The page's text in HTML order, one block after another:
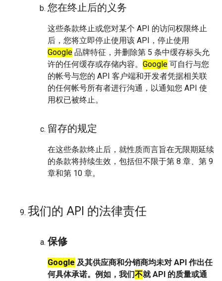
您在终止后的义务
这些条款终止或您对某个 API 的访问权限终止
后，您将立即停止使用该 API，停止使用
Google 品牌特征，并删除第 5 条中缓存标头允
许的任何缓存或存储内容。 Google 可自行与您
的帐号与您的 API 客户端和开发者凭据相关联
的任何帐号所有者进行沟通，以通知您 API 使
用权已被终止。
留存的规定
在这些条款终止后，就性质而言旨在无限期延续
的条款将持续生效，包括但不限于第 8 章、第 9
章和第 10 章。
我们的 API 的法律责任
保修
Google 及其供应商和分销商均未对 API 作出任
何具体承诺。例如，我们不就 API 的质量或通